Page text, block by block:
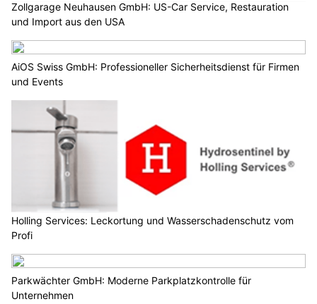
Zollgarage Neuhausen GmbH: US-Car Service, Restauration
und Import aus den USA
AiOS Swiss GmbH: Professioneller Sicherheitsdienst für Firmen
und Events
Holling Services: Leckortung und Wasserschadenschutz vom
Profi
Parkwächter GmbH: Moderne Parkplatzkontrolle für
Unternehmen